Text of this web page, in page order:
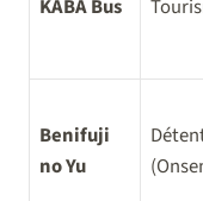
KABA Bus
Benifuji
no Yu